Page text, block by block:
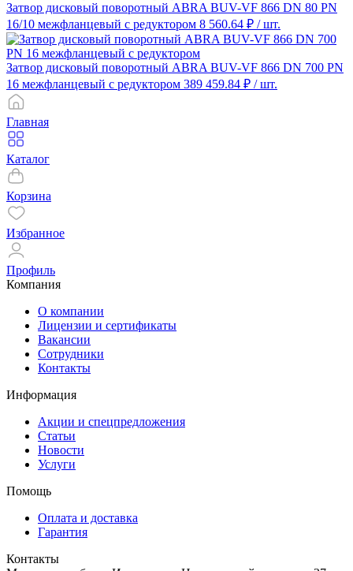
Затвор дисковый поворотный ABRA BUV-VF 866 DN 80 PN
16/10 межфланцевый с редуктором 8 560.64 ₽ / шт.
Затвор дисковый поворотный ABRA BUV-VF 866 DN 700 PN
16 межфланцевый с редуктором 389 459.84 ₽ / шт.
Главная
Каталог
Корзина
Избранное
Профиль
Компания
О компании
Лицензии и сертификаты
Вакансии
Сотрудники
Контакты
Информация
Акции и спецпредложения
Статьи
Новости
Услуги
Помощь
Оплата и доставка
Гарантия
Контакты